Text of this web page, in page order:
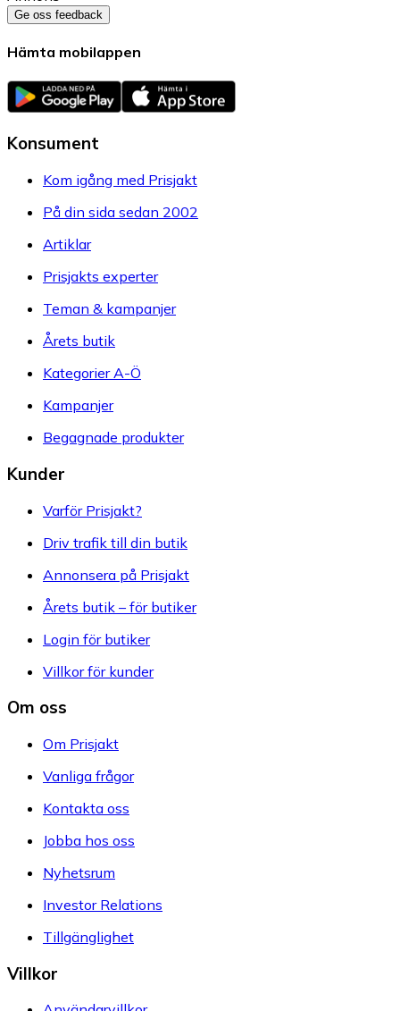
Ge oss feedback
Hämta mobilappen
Konsument
Kom igång med Prisjakt
På din sida sedan 2002
Artiklar
Prisjakts experter
Teman & kampanjer
Årets butik
Kategorier A-Ö
Kampanjer
Begagnade produkter
Kunder
Varför Prisjakt?
Driv trafik till din butik
Annonsera på Prisjakt
Årets butik – för butiker
Login för butiker
Villkor för kunder
Om oss
Om Prisjakt
Vanliga frågor
Kontakta oss
Jobba hos oss
Nyhetsrum
Investor Relations
Tillgänglighet
Villkor